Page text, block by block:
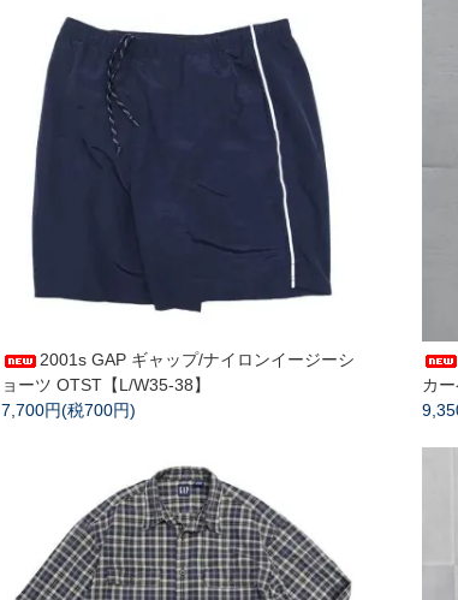
2001s GAP ギャップ/ナイロンイージーシ
ョーツ OTST【L/W35-38】
7,700円(税700円)
カ